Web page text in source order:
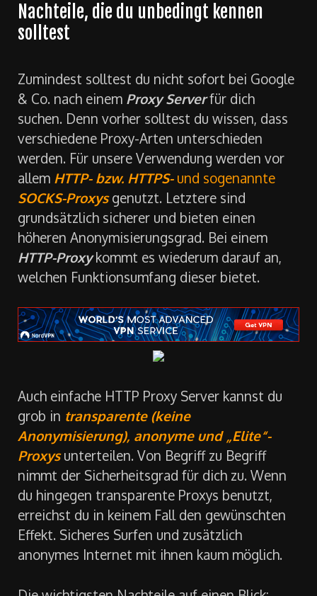
Nachteile, die du unbedingt kennen
solltest
Zumindest solltest du nicht sofort bei Google
& Co. nach einem Proxy Serverfür dich
suchen. Denn vorher solltest du wissen, dass
verschiedene Proxy-Arten unterschieden
werden. Für unsere Verwendung werden vor
allem HTTP- bzw. HTTPS-und sogenannte
SOCKS-Proxysgenutzt. Letztere sind
grundsätzlich sicherer und bieten einen
höheren Anonymisierungsgrad. Bei einem
HTTP-Proxykommt es wiederum darauf an,
welchen Funktionsumfang dieser bietet.
Auch einfache HTTP Proxy Server kannst du
grob in transparente (keine
Anonymisierung), anonyme und „Elite“-
Proxysunterteilen. Von Begriff zu Begriff
nimmt der Sicherheitsgrad für dich zu. Wenn
du hingegen transparente Proxys benutzt,
erreichst du in keinem Fall den gewünschten
Effekt. Sicheres Surfen und zusätzlich
anonymes Internet mit ihnen kaum möglich.